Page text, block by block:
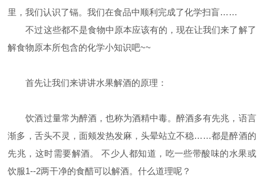
里，我们认识了镉。我们在食品中顺利完成了化学扫盲……
不过这些都不是食物中原本应该有的，现在让我们来了解了
解食物原本所包含的化学小知识吧~~
首先让我们来讲讲水果解酒的原理：
饮酒过量常为醉酒，也称为酒精中毒。醉酒多有先兆，语言
渐多，舌头不灵，面颊发热发麻，头晕站立不稳……都是醉酒的
先兆，这时需要解酒。
不少人都知道，吃一些带酸味的水果或
饮服1--2两干净的食醋可以解酒。什么道理呢？